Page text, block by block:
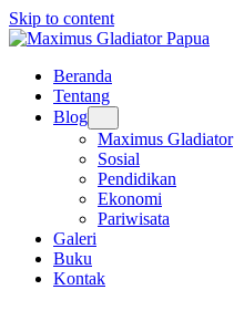
Skip to content
Beranda
Tentang
Blog
Maximus Gladiator
Sosial
Pendidikan
Ekonomi
Pariwisata
Galeri
Buku
Kontak